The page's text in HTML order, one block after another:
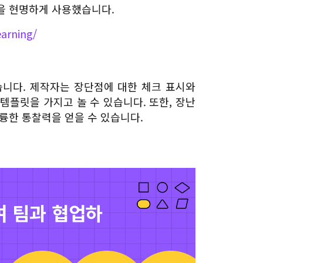
현명하게 사용했습니다.
다. 제작자는 장단점에 대한 체크 표시와
플릿을 가지고 놀 수 있습니다. 또한, 장난
한 통찰력을 얻을 수 있습니다.
팀과 협업하